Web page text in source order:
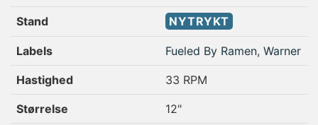
Stand NYTRYKT
Labels Fueled By Ramen, Warner
Hastighed 33 RPM
Størrelse 12"